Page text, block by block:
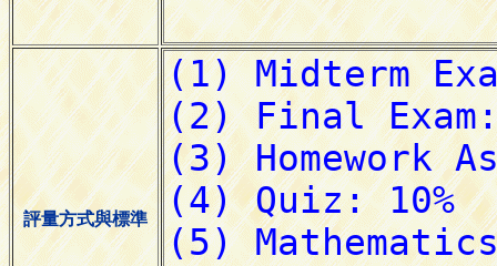
評量方式與標準